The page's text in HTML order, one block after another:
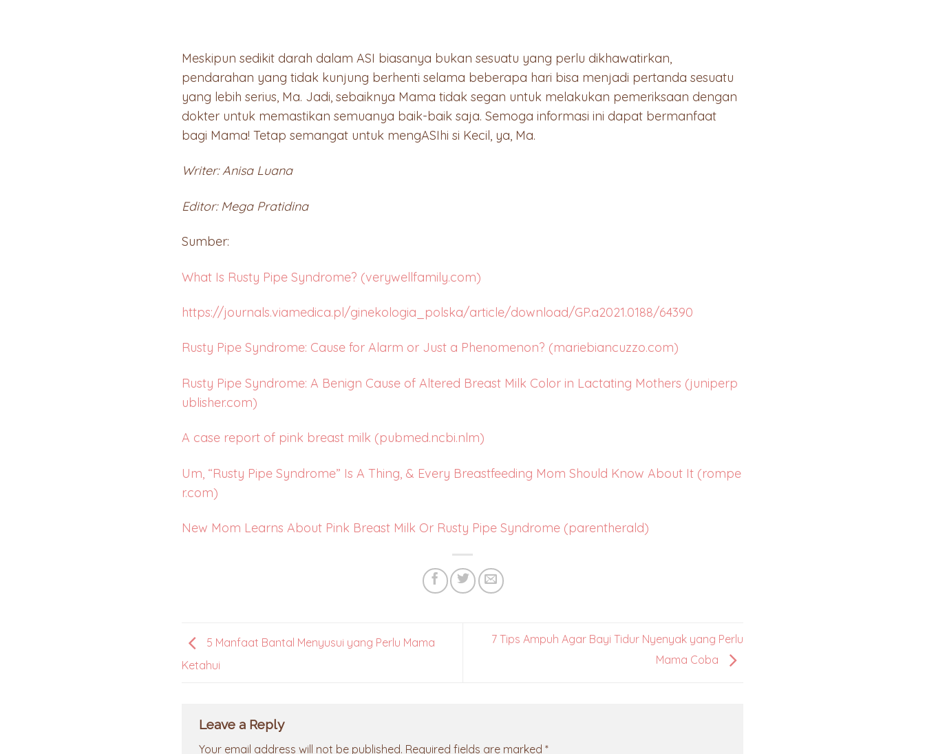
Meskipun sedikit darah dalam ASI biasanya bukan sesuatu yang perlu dikhawatirkan,
pendarahan yang tidak kunjung berhenti selama beberapa hari bisa menjadi pertanda sesuatu
yang lebih serius, Ma. Jadi, sebaiknya Mama tidak segan untuk melakukan pemeriksaan dengan
dokter untuk memastikan semuanya baik-baik saja. Semoga informasi ini dapat bermanfaat
bagi Mama! Tetap semangat untuk mengASIhi si Kecil, ya, Ma.
Writer: Anisa Luana
Editor: Mega Pratidina
Sumber:
What Is Rusty Pipe Syndrome? (verywellfamily.com)
https://journals.viamedica.pl/ginekologia_polska/article/download/GP.a2021.0188/64390
Rusty Pipe Syndrome: Cause for Alarm or Just a Phenomenon? (mariebiancuzzo.com)
Rusty Pipe Syndrome: A Benign Cause of Altered Breast Milk Color in Lactating Mothers (juniperp
ublisher.com)
A case report of pink breast milk (pubmed.ncbi.nlm)
Um, “Rusty Pipe Syndrome” Is A Thing, & Every Breastfeeding Mom Should Know About It (rompe
r.com)
New Mom Learns About Pink Breast Milk Or Rusty Pipe Syndrome (parentherald)
5 Manfaat Bantal Menyusui yang Perlu Mama
Ketahui
7 Tips Ampuh Agar Bayi Tidur Nyenyak yang Perlu
Mama Coba
Leave a Reply
Your email address will not be published. Required fields are marked *